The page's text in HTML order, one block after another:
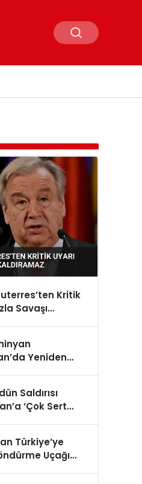
Kritik
Savaşı
Yeniden
Saldırısı
‘Çok Sert
Türkiye’ye
Uçağı